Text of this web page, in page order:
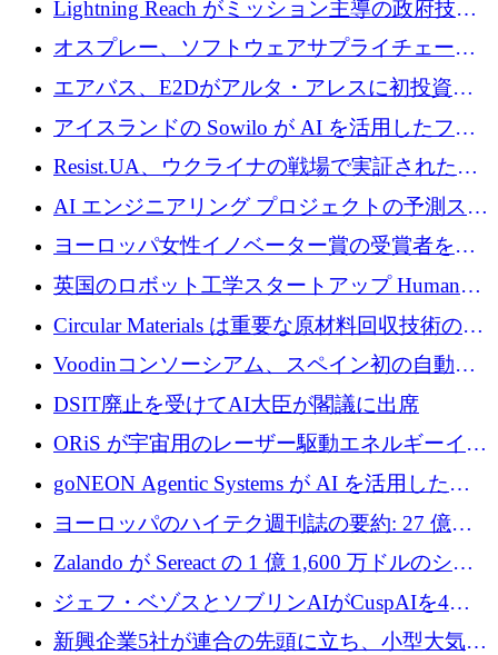
Lightning Reach がミッション主導の政府技術
グループとしてポートフォリオを拡大し ETG
に買収
オスプレー、ソフトウェアサプライチェーン
攻撃を阻止するために265万ドルを確保
エアバス、E2Dがアルタ・アレスに初投資、
欧州防衛技術ファンドに5億ユーロを拠出
アイスランドの Sowilo が AI を活用したファ
ッション製品インテリジェンス プラットフォ
ームを拡大するためにプレシードを調達
Resist.UA、ウクライナの戦場で実証された防
衛技術を拡大するために5,000万ユーロの欧州
基金を立ち上げる
AI エンジニアリング プロジェクトの予測スタ
ートアップ Cascade が a16z アクセラレータか
らの支援を獲得
ヨーロッパ女性イノベーター賞の受賞者を紹
介します
英国のロボット工学スタートアップ Humanoid
がシリーズ A 1 億 5,200 万ドルで評価額 13 億
5,000 万ドルに到達
Circular Materials は重要な原材料回収技術の拡
張に 1,180 万ユーロを確保
Voodinコンソーシアム、スペイン初の自動木
製ブレード工場の建設にEU補助金4,800万ユ
ーロを確保
DSIT廃止を受けてAI大臣が閣議に出席
ORiS が宇宙用のレーザー駆動エネルギーイン
フラの構築に 500 万ユーロを調達
goNEON Agentic Systems が AI を活用したイ
ンフラ計画を加速するために 16 万ユーロを確
ヨーロッパのハイテク週刊誌の要約: 27 億ユ
ーロを超える 60 以上のハイテク資金調達取引
Zalando が Sereact の 1 億 1,600 万ドルのシリ
ーズ B に参加し、AI を活用した倉庫自動化を
ジェフ・ベゾスとソブリンAIがCuspAIを4億
5,000万ドルの資金調達で支援
新興企業5社が連合の先頭に立ち、小型大気質